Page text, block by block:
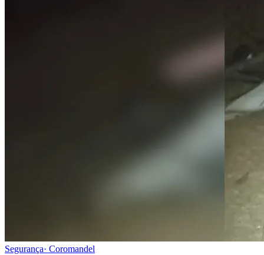
Segurança· Coromandel